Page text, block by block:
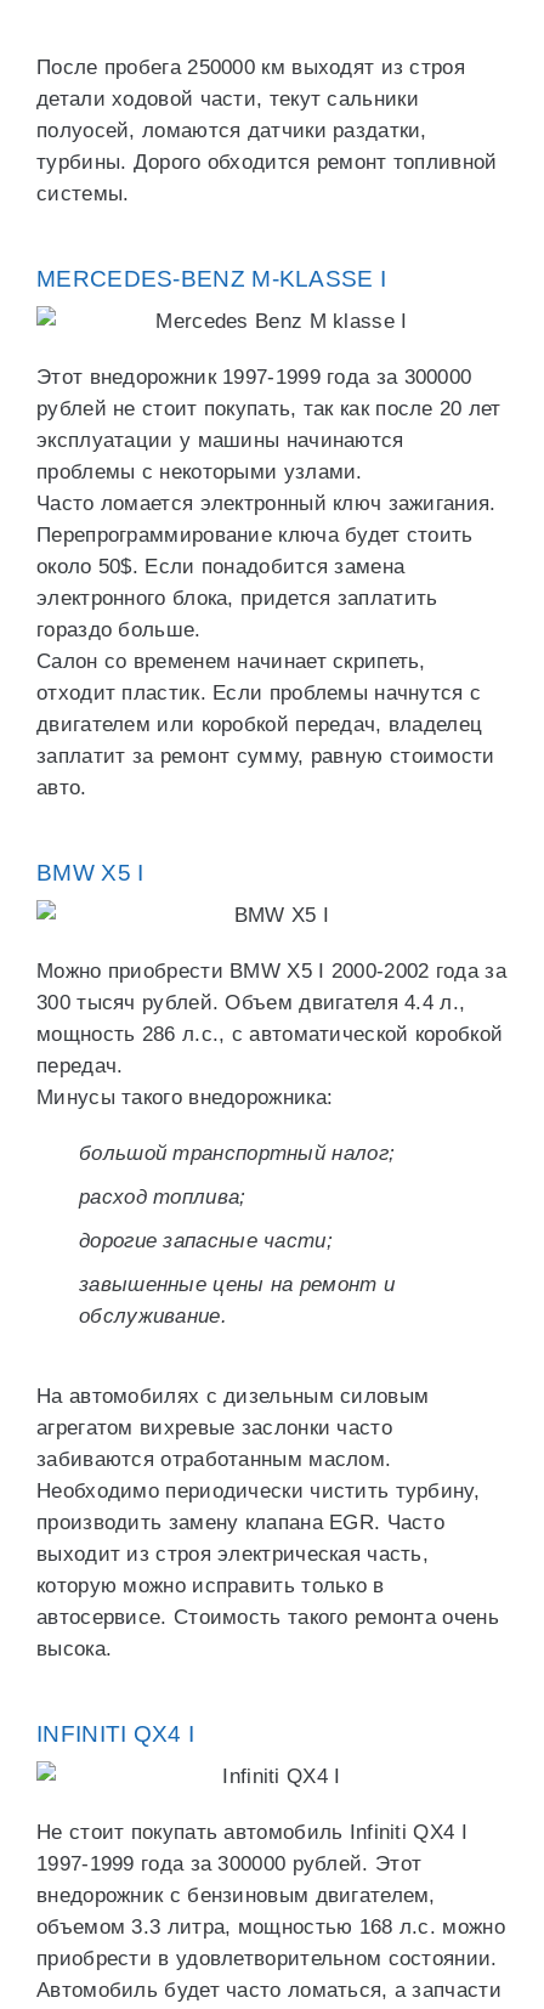
После пробега 250000 км выходят из строя
детали ходовой части, текут сальники
полуосей, ломаются датчики раздатки,
турбины. Дорого обходится ремонт топливной
системы.
MERCEDES-BENZ M-KLASSE I
Этот внедорожник 1997-1999 года за 300000
рублей не стоит покупать, так как после 20 лет
эксплуатации у машины начинаются
проблемы с некоторыми узлами.
Часто ломается электронный ключ зажигания.
Перепрограммирование ключа будет стоить
около 50$. Если понадобится замена
электронного блока, придется заплатить
гораздо больше.
Салон со временем начинает скрипеть,
отходит пластик. Если проблемы начнутся с
двигателем или коробкой передач, владелец
заплатит за ремонт сумму, равную стоимости
авто.
BMW X5 I
Можно приобрести BMW X5 I 2000-2002 года за
300 тысяч рублей. Объем двигателя 4.4 л.,
мощность 286 л.с., с автоматической коробкой
передач.
Минусы такого внедорожника:
большой транспортный налог;
расход топлива;
дорогие запасные части;
завышенные цены на ремонт и
обслуживание.
На автомобилях с дизельным силовым
агрегатом вихревые заслонки часто
забиваются отработанным маслом.
Необходимо периодически чистить турбину,
производить замену клапана EGR. Часто
выходит из строя электрическая часть,
которую можно исправить только в
автосервисе. Стоимость такого ремонта очень
высока.
INFINITI QX4 I
Не стоит покупать автомобиль Infiniti QX4 I
1997-1999 года за 300000 рублей. Этот
внедорожник с бензиновым двигателем,
объемом 3.3 литра, мощностью 168 л.с. можно
приобрести в удовлетворительном состоянии.
Автомобиль будет часто ломаться, а запчасти